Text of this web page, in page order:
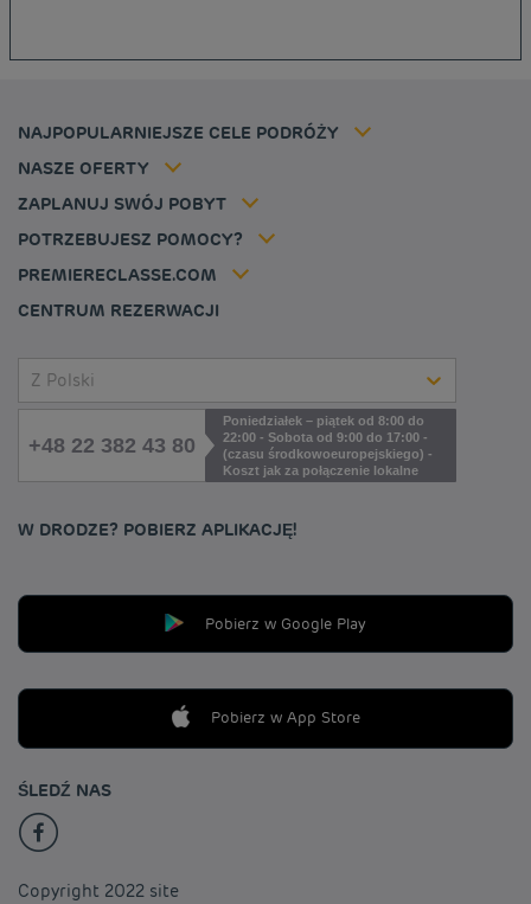
NAJPOPULARNIEJSZE CELE PODRÓŻY
Tanie hotele Belgia
NASZE OFERTY
Stawka członkowska
ZAPLANUJ SWÓJ POBYT
POTRZEBUJESZ POMOCY?
PREMIERECLASSE.COM
Tax policy
Kariera
Louvre Hotels Group
CENTRUM REZERWACJI
Z Polski
+48 22 382 43 80
Poniedziałek – piątek od 8:00 do
22:00 - Sobota od 9:00 do 17:00 -
(czasu środkowoeuropejskiego) -
Koszt jak za połączenie lokalne
W DRODZE? POBIERZ APLIKACJĘ!
Pobierz w Google Play
Pobierz w App Store
ŚLEDŹ NAS
Copyright 2022 site